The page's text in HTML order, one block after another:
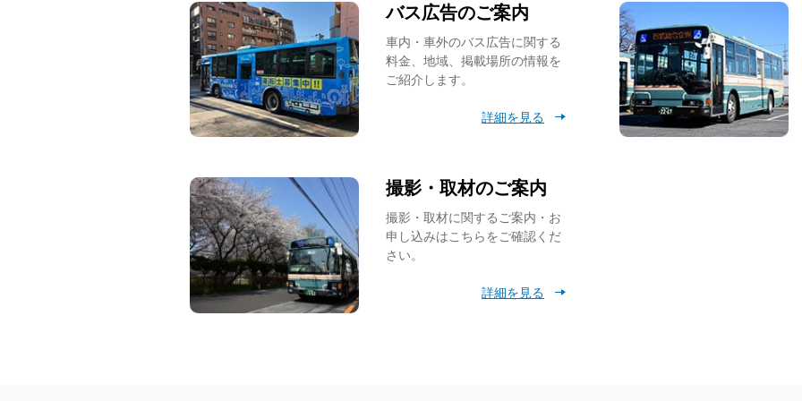
路線バス 7月11日（土）始発～終バスまで 工事に伴う【東村山駅西口】バス
2026.07.03
路線バス 「車内事故防止ラッピングバス」の運行・「車内事故防止キャンペー
2026.07.01
2026.07.01
路線バス
【再掲】2026年7月1日(水)より、小児用ICカードで小学生以下の運
でも１乗車100円に！
2026.07.01
その他
バス広告のご案内
車内・車外のバス広告に関する
料金、地域、掲載場所の情報を
ご紹介します。
詳細を見る
撮影・取材のご案内
撮影・取材に関するご案内・お
申し込みはこちらをご確認くだ
さい。
詳細を見る